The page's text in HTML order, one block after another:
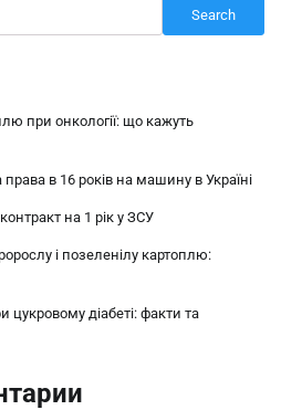
Search
при онкології: що кажуть
в 16 років на машину в Україні
на 1 рік у ЗСУ
і позеленілу картоплю:
цукровому діабеті: факти та